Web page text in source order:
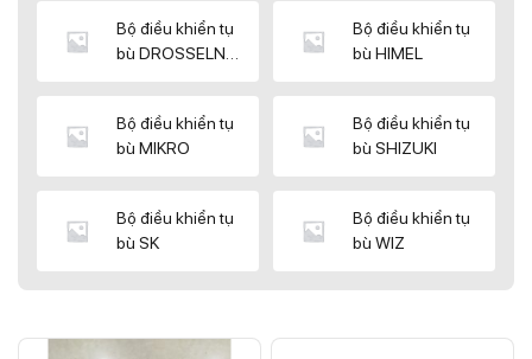
Bộ điều khiển tụ
bù DROSSELN
Bộ điều khiển tụ
bù HIMEL
Bộ điều khiển tụ
bù MIKRO
Bộ điều khiển tụ
bù SHIZUKI
Bộ điều khiển tụ
bù SK
Bộ điều khiển tụ
bù WIZ